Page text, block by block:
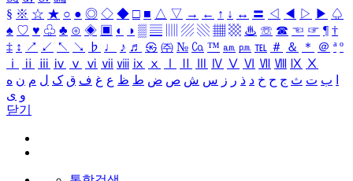
§ ※ ☆ ★ ○ ● ◎ ◇ ◆ □ ■ △ ▽ → ← ↑ ↓ ↔ 〓 ◁ ◀ ▷ ▶ ♤
♠ ♡ ♥ ♧ ♣ ⊙ ◈ ▣ ◐ ◑ ▒ ▤ ▨ ▧ ▦ ▩ ♨ ☏ ☎ ☜ ☞ ¶ †
‡ ↕ ↗ ↙ ↖ ↘ ♭ ♩ ♪ ♬ ㉿ ㈜ № ㏇ ™ ㏂ ㏘ ℡ ＃ ＆ ＊ ＠ ª º
ⅰ
ⅱ ⅲ ⅳ ⅴ ⅵ ⅶ ⅷ ⅸ ⅹ Ⅳ Ⅴ Ⅵ Ⅶ Ⅷ Ⅸ Ⅹ
ب ت ث ج ح خ د ذ ر ز س ش ص ض ط ظ ع غ ف ق ک ل م ن ه
و ی
닫기